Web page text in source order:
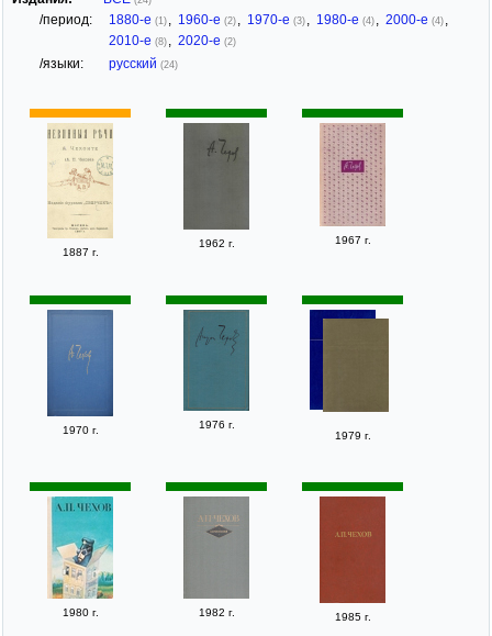
/период: 1880-е (1) , 1960-е (2) , 1970-е (3) , 1980-е (4) , 2000-е (4) ,
2010-е (8) , 2020-е (2)
/языки: русский (24)
1887 г.
1962 г. 1967 г.
1970 г.
1976 г.
1979 г.
1980 г. 1982 г. 1985 г.